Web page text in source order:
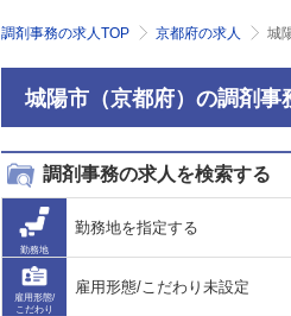
調剤事務の求人TOP 京都府の求人 城
城陽市（京都府）の調剤事
調剤事務の求人を検索する
勤務地
勤務地を指定する
雇用形態/
こだわり
雇用形態/こだわり未設定